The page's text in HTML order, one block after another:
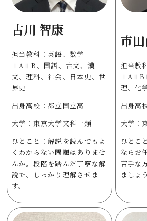
古川 智康
担当教科：英語、数学
ⅠAⅡB、国語、古文、漢
文、理科、社会、日本史、世
界史
出身高校：都立国立高
大学：東京大学文科一類
ひとこと：解説を読んでもよ
くわからない問題はありませ
んか。段階を踏んだ丁寧な解
説で、しっかり理解させま
す。
市
担当教
理、化
出身高
大学：
ひとこ
ならお
苦手な
ましょ